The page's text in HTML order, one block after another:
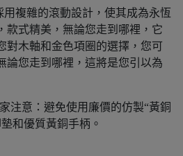
複雜的滾動設計，使其成為永恆
款式精美，無論您走到哪裡，它
對木軸和金色項圈的選擇，您可
論您走到哪裡，這將是您引以為
注意：避免使用廉價的仿製“黃銅
和優質黃銅手柄。